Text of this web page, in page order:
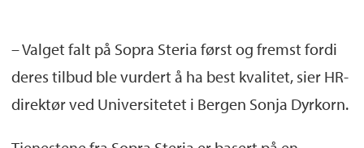
– Valget falt på Sopra Steria først og fremst fordi
deres tilbud ble vurdert å ha best kvalitet, sier HR-
direktør ved Universitetet i Bergen Sonja Dyrkorn.